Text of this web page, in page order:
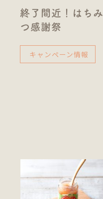
終了間近！はちみ
つ感謝祭
キャンペーン情報